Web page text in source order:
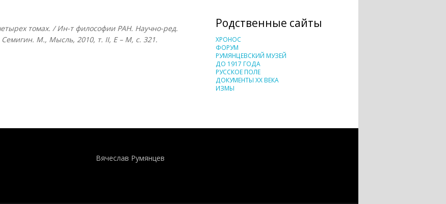
томах. / Ин-т философии РАН. Научно-ред.
М., Мысль, 2010, т. II, Е – М, с. 321.
Родственные сайты
ХРОНОС
ФОРУМ
РУМЯНЦЕВСКИЙ МУЗЕЙ
ДО 1917 ГОДА
РУССКОЕ ПОЛЕ
ДОКУМЕНТЫ XX ВЕКА
ИЗМЫ
Вячеслав Румянцев